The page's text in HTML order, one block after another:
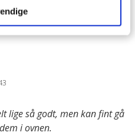
for mel til at binde farsen
lige så godt, men kan fint gå
i ovnen.